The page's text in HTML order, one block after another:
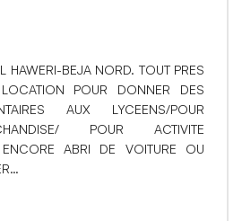
HAWERI-BEJA NORD. TOUT PRES
POUR DONNER DES
AUX LYCEENS/POUR
POUR ACTIVITE
ABRI DE VOITURE OU